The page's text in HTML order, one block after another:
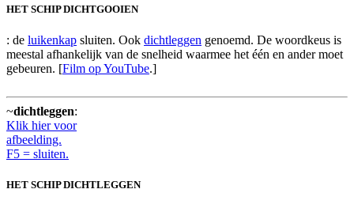
HET SCHIP DICHTGOOIEN
: de luikenkap sluiten. Ook dichtleggen genoemd. De woordkeus is
meestal afhankelijk van de snelheid waarmee het één en ander moet
gebeuren. [Film op YouTube.]
~dichtleggen:
Klik hier voor
afbeelding.
F5 = sluiten.
HET SCHIP DICHTLEGGEN